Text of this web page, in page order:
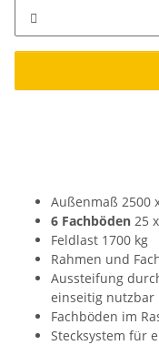
Außenmaß 2500
6 Fachböden 25
Feldlast 1700 kg
Rahmen und
Aussteifung
einseitig nutzbar
Fachböden im
Stecksystem für